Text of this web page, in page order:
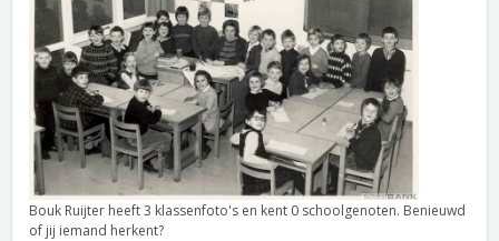
Bouk Ruijter heeft 3 klassenfoto's en kent 0 schoolgenoten. Benieuwd
of jij iemand herkent?